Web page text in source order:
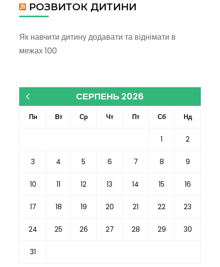
РОЗВИТОК ДИТИНИ
Як навчити дитину додавати та віднімати в
межах 100
СЕРПЕНЬ 2026
Пн Вт Ср Чт Пт Сб Нд
1 2
3 4 5 6 7 8 9
10 11 12 13 14 15 16
17 18 19 20 21 22 23
24 25 26 27 28 29 30
31